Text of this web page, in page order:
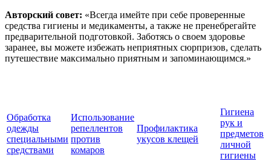
Авторский совет: «Всегда имейте при себе проверенные
средства гигиены и медикаменты, а также не пренебрегайте
предварительной подготовкой. Заботясь о своем здоровье
заранее, вы можете избежать неприятных сюрпризов, сделать
путешествие максимально приятным и запоминающимся.»
Обработка
одежды
специальными
средствами
Использование
репеллентов
против
комаров
Профилактика
укусов клещей
Гигиена
рук и
предметов
личной
гигиены